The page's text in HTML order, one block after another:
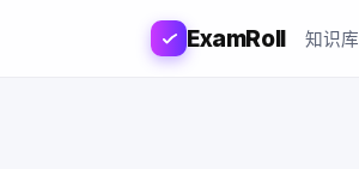
ExamRoll 知识库